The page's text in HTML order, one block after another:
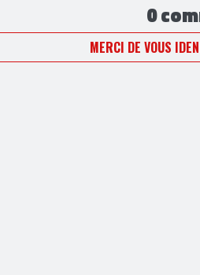
0
MERCI DE VOUS